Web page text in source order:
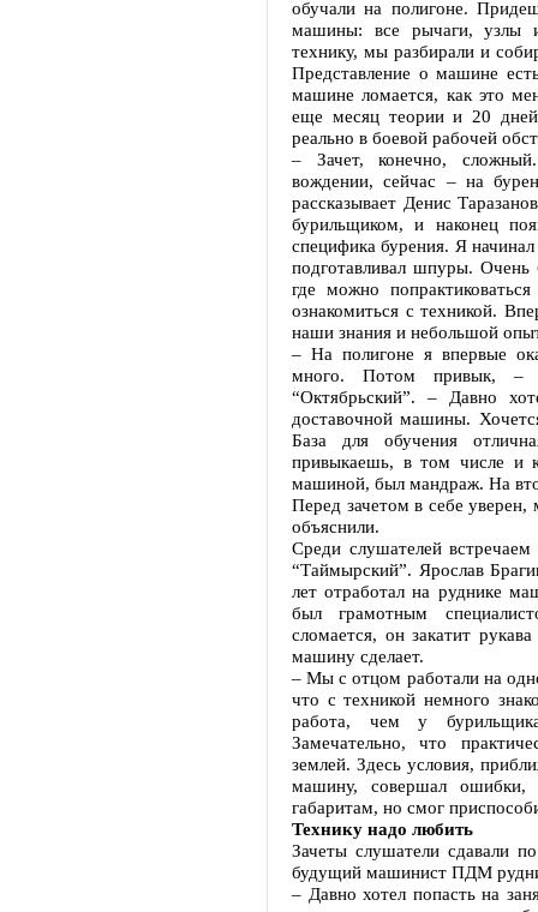
обучали на полигоне.
машины: все рычаги, узлы
технику, мы разбирали и
Представление о машине
машине ломается, как это
еще месяц теории и 20
реально в боевой рабочей
– Зачет, конечно,
вождении, сейчас – на
рассказывает Денис
бурильщиком, и наконец
специфика бурения. Я
подготавливал шпуры.
где можно
ознакомиться с техникой.
наши знания и небольшой
– На полигоне я впервые
много. Потом привык, –
“Октябрьский”. – Давно
доставочной машины.
База для обучения
привыкаешь, в том числе и
машиной, был мандраж. На
Перед зачетом в себе
объяснили.
Среди слушателей встречаем
“Таймырский”. Ярослав
лет отработал на руднике
был грамотным
сломается, он закатит
машину сделает.
– Мы с отцом работали на
что с техникой немного
работа, чем у
Замечательно, что
землей. Здесь условия,
машину, совершал
габаритам, но смог
Технику надо любить
Зачеты слушатели сдавали
будущий машинист ПДМ
– Давно хотел попасть на